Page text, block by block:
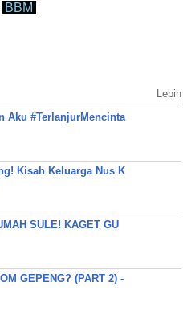
BBM
Lebih
Aku #TerlanjurMencinta
Kisah Keluarga Nus K
SULE! KAGET GU
GEPENG? (PART 2) -